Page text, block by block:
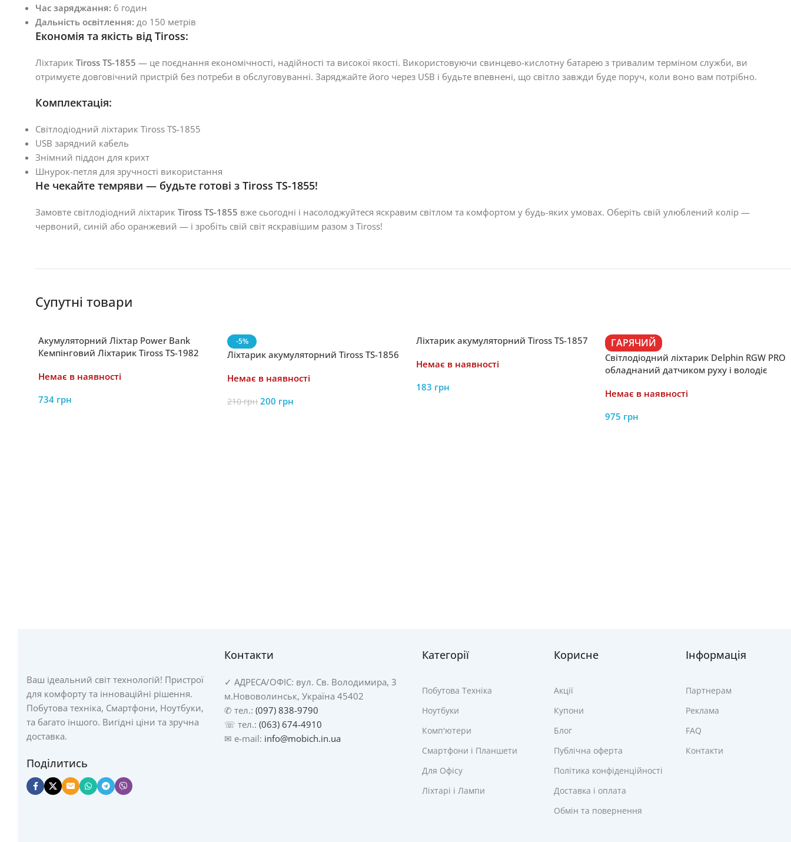
Час заряджання: 6 годин
Дальність освітлення: до 150 метрів
Економія та якість від Tiross:
Ліхтарик Tiross TS-1855 — це поєднання економічності, надійності та високої якості. Використовуючи свинцево-кислотну батарею з тривалим терміном служби, ви
отримуєте довговічний пристрій без потреби в обслуговуванні. Заряджайте його через USB і будьте впевнені, що світло завжди буде поруч, коли воно вам потрібно.
Комплектація:
Світлодіодний ліхтарик Tiross TS-1855
USB зарядний кабель
Знімний піддон для крихт
Шнурок-петля для зручності використання
Не чекайте темряви — будьте готові з Tiross TS-1855!
Замовте світлодіодний ліхтарик Tiross TS-1855 вже сьогодні і насолоджуйтеся яскравим світлом та комфортом у будь-яких умовах. Оберіть свій улюблений колір —
червоний, синій або оранжевий — і зробіть свій світ яскравішим разом з Tiross!
Супутні товари
Акумуляторний Ліхтар Power Bank
Кемпінговий Ліхтарик Tiross TS-1982
Немає в наявності
734 грн
-5%
Ліхтарик акумуляторний Tiross TS-1856
Немає в наявності
210грн 200 грн
Ліхтарик акумуляторний Tiross TS-1857
Немає в наявності
183 грн
ГАРЯЧИЙ
Світлодіодний ліхтарик Delphin RGW PRO
обладнаний датчиком руху і володіє
Немає в наявності
975 грн
Ваш ідеальний світ технологій! Пристрої
для комфорту та інноваційні рішення.
Побутова техніка, Смартфони, Ноутбуки,
та багато іншого. Вигідні ціни та зручна
доставка.
Поділитись
Контакти
✓ АДРЕСА/ОФІС: вул. Св. Володимира, 3
м.Нововолинськ, Україна 45402
✆ тел.: (097) 838-9790
☏ тел.: (063) 674-4910
✉ e-mail: info@mobich.in.ua
Категорії
Побутова Техніка
Ноутбуки
Комп'ютери
Смартфони і Планшети
Для Офісу
Ліхтарі і Лампи
Корисне
Акції
Купони
Блог
Публічна оферта
Політика конфіденційності
Доставка і оплата
Обмін та повернення
Інформація
Партнерам
Реклама
FAQ
Контакти